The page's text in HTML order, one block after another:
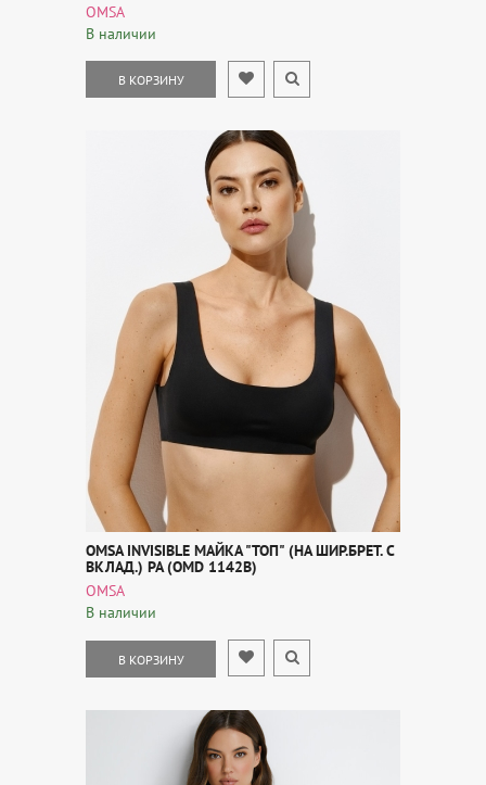
OMSA
В наличии
В КОРЗИНУ
OMSA INVISIBLE МАЙКА "ТОП" (НА ШИР.БРЕТ. С
ВКЛАД.) PA (OMD 1142B)
OMSA
В наличии
В КОРЗИНУ